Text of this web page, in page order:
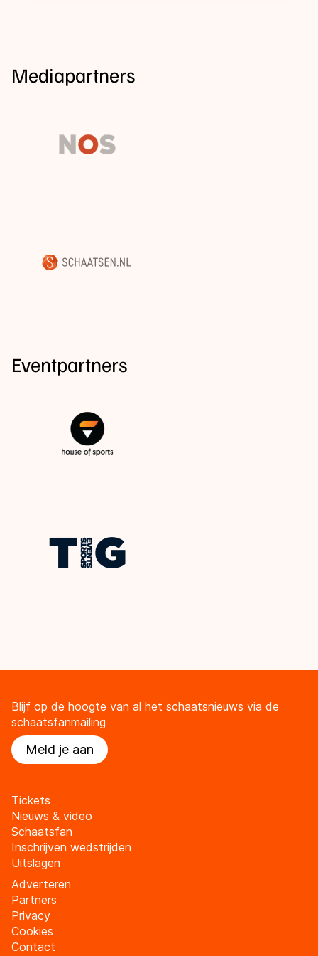
Mediapartners
Eventpartners
Blijf op de hoogte van al het schaatsnieuws via de
schaatsfanmailing
Meld je aan
Tickets
Nieuws & video
Schaatsfan
Inschrijven wedstrijden
Uitslagen
Adverteren
Partners
Privacy
Cookies
Contact